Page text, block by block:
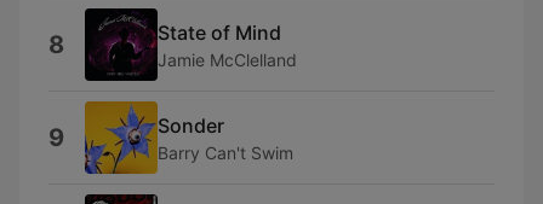
8 State of Mind
Jamie McClelland
9 Sonder
Barry Can't Swim